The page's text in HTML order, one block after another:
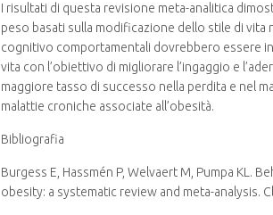
I risultati di questa revisione meta-analitica
peso basati sulla modificazione dello stile di
cognitivo comportamentali dovrebbero essere
vita con l’obiettivo di migliorare l’ingaggio e
maggiore tasso di successo nella perdita e nel
malattie croniche associate all’obesità.
Bibliografia
Burgess E, Hassmén P, Welvaert M, Pumpa
obesity: a systematic review and meta-analysis.